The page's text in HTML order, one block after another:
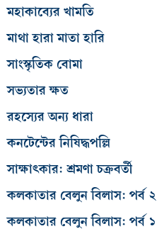
মহাকাব্যের খামতি
মাথা হারা মাতা হারি
সাংস্কৃতিক বোমা
সভ্যতার ক্ষত
রহস্যের অন্য ধারা
কনটেন্টের নিষিদ্ধপল্লি
সাক্ষাৎকার: শ্রমণা চক্রবর্তী
কলকাতার বেলুন বিলাস: পর্ব ২
কলকাতার বেলুন বিলাস: পর্ব ১